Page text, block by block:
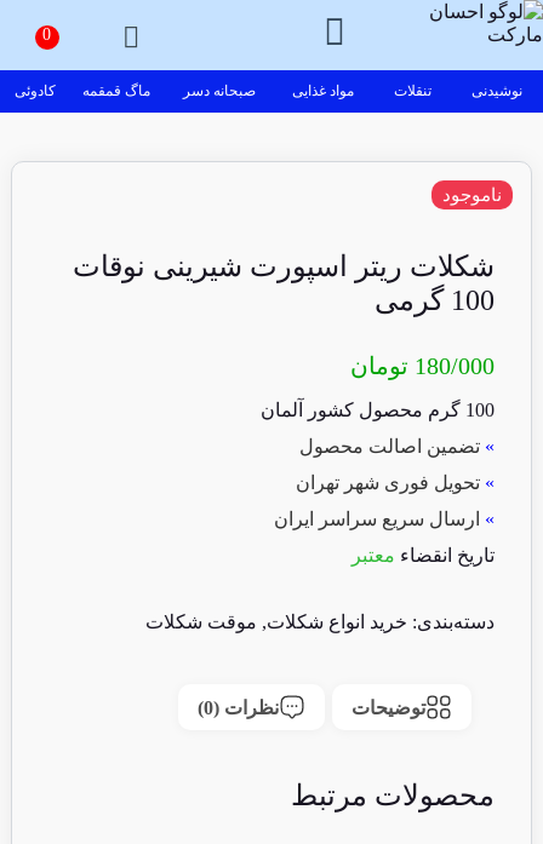
نوشیدنی تنقلات مواد غذایی صبحانه دسر ماگ قمقمه کادوئی
شکلات ریتر اسپورت شیرینی نوقات
100 گرمی
180/000 تومان
100 گرم محصول کشور آلمان
» تضمین اصالت محصول
» تحویل فوری شهر تهران
» ارسال سریع سراسر ایران
تاریخ انقضاء معتبر
ناموجود
دسته‌بندی: خرید انواع شکلات, موقت شکلات
توضیحات نظرات (0)
محصولات مرتبط